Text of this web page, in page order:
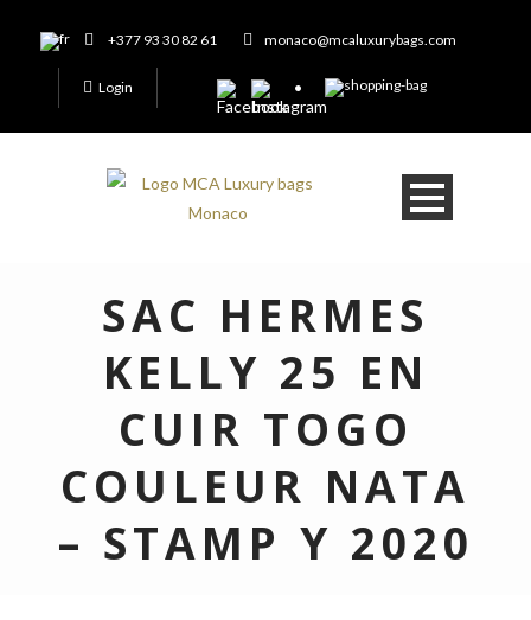
+377 93 30 82 61 monaco@mcaluxurybags.com
Login
SAC HERMES
KELLY 25 EN
CUIR TOGO
COULEUR NATA
– STAMP Y 2020